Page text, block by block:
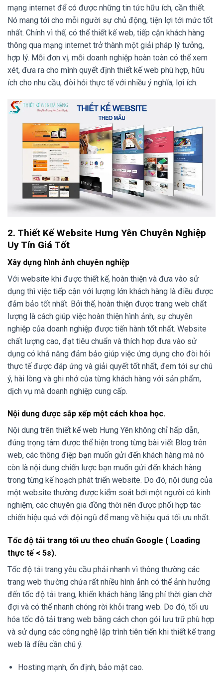
mạng internet để có được những tin tức hữu ích, cần thiết.
Nó mang tới cho mỗi người sự chủ động, tiện lợi tới mức tốt
nhất. Chính vì thế, có thể thiết kế web, tiếp cận khách hàng
thông qua mạng internet trở thành một giải pháp lý tưởng,
hợp lý. Mỗi đơn vị, mỗi doanh nghiệp hoàn toàn có thể xem
xét, đưa ra cho mình quyết định thiết kế web phù hợp, hữu
ích cho nhu cầu, đòi hỏi thực tế với nhiều ý nghĩa, lợi ích.
2. Thiết Kế Website Hưng Yên Chuyên Nghiệp
Uy Tín Giá Tốt
Xây dựng hình ảnh chuyên nghiệp
Với website khi được thiết kế, hoàn thiện và đưa vào sử
dụng thì việc tiếp cận với lượng lớn khách hàng là điều được
đảm bảo tốt nhất. Bởi thế, hoàn thiện được trang web chất
lượng là cách giúp việc hoàn thiện hình ảnh, sự chuyên
nghiệp của doanh nghiệp được tiến hành tốt nhất. Website
chất lượng cao, đạt tiêu chuẩn và thích hợp đưa vào sử
dụng có khả năng đảm bảo giúp việc ứng dụng cho đòi hỏi
thực tế được đáp ứng và giải quyết tốt nhất, đem tới sự chú
ý, hài lòng và ghi nhớ của từng khách hàng với sản phẩm,
dịch vụ mà doanh nghiệp cung cấp.
Nội dung được sắp xếp một cách khoa học.
Nội dung trên thiết kế web Hưng Yên không chỉ hấp dẫn,
đúng trọng tâm được thể hiện trong từng bài viết Blog trên
web, các thông điệp bạn muốn gửi đến khách hàng mà nó
còn là nội dung chiến lược bạn muốn gửi đến khách hàng
trong từng kế hoạch phát triển website. Do đó, nội dung của
một website thường được kiểm soát bởi một người có kinh
nghiệm, các chuyên gia đồng thời nên được phối hợp tác
chiến hiệu quả với đội ngũ để mang về hiệu quả tối ưu nhất.
Tốc độ tải trang tối ưu theo chuẩn Google ( Loading
thực tế < 5s).
Tốc độ tải trang yêu cầu phải nhanh vì thông thường các
trang web thường chứa rất nhiều hình ảnh có thể ảnh hưởng
đến tốc độ tải trang, khiến khách hàng lãng phí thời gian chờ
đợi và có thể nhanh chóng rời khỏi trang web. Do đó, tối ưu
hóa tốc độ tải trang web bằng cách chọn gói lưu trữ phù hợp
và sử dụng các công nghệ lập trình tiên tiến khi thiết kế trang
web là điều cần chú ý.
Hosting mạnh, ổn định, bảo mật cao.